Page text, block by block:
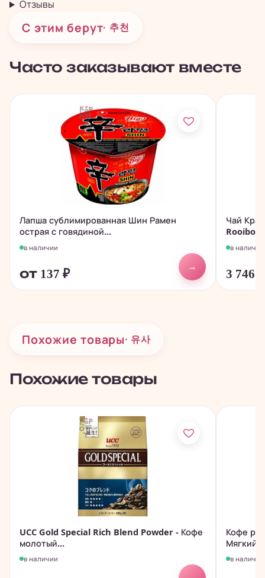
Отзывы
С этим берут· 추천
Часто заказывают вместе
Лапша сублимированная Шин Рамен
острая с говядиной...
в наличии
от 137 ₽
→
Чай
в наличии
3 746
Похожие товары· 유사
Похожие товары
UCC Gold Special Rich Blend Powder - Кофе
молотый...
в наличии
Кофе
Мягкий...
в наличии